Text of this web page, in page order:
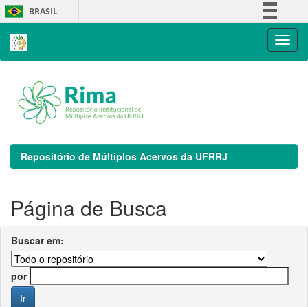
Skip
navigation
BRASIL
Repositório de Múltiplos Acervos da UFRRJ
Página de Busca
Buscar em:
por